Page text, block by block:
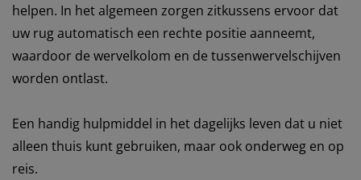
helpen. In het algemeen zorgen zitkussens ervoor dat
uw rug automatisch een rechte positie aanneemt,
waardoor de wervelkolom en de tussenwervelschijven
worden ontlast.
Een handig hulpmiddel in het dagelijks leven dat u niet
alleen thuis kunt gebruiken, maar ook onderweg en op
reis.